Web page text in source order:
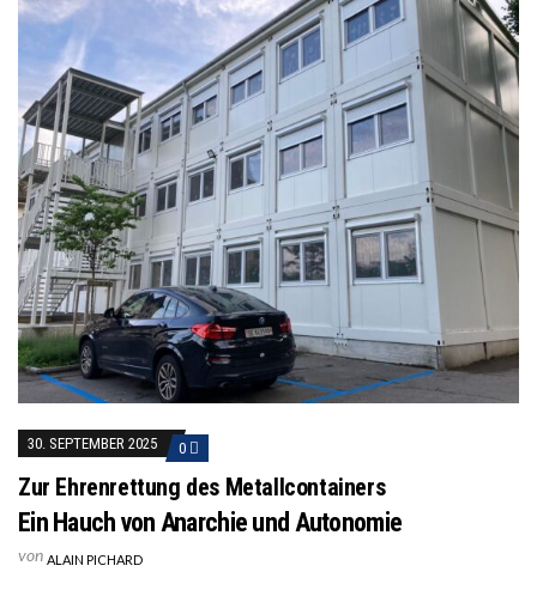
30. SEPTEMBER 2025 0
Zur Ehrenrettung des Metallcontainers
Ein Hauch von Anarchie und Autonomie
von ALAIN PICHARD